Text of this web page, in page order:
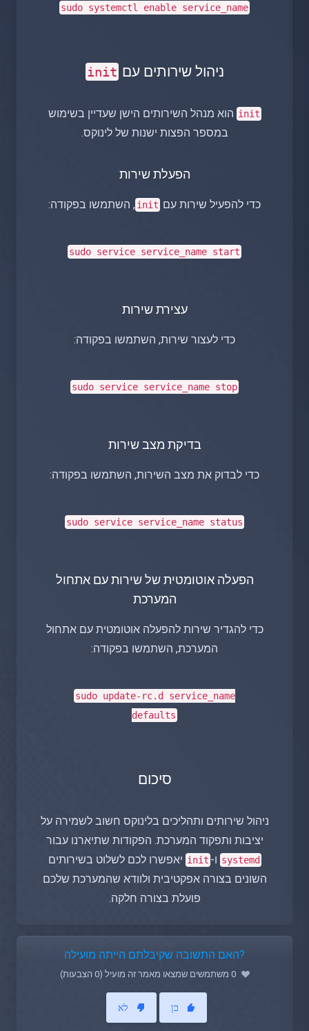
sudo systemctl enable service_name
ניהול שירותים עם init
init הוא מנהל השירותים הישן שעדיין בשימוש
במספר הפצות ישנות של לינוקס.
הפעלת שירות
כדי להפעיל שירות עם init, השתמשו בפקודה:
sudo service service_name start
עצירת שירות
כדי לעצור שירות, השתמשו בפקודה:
sudo service service_name stop
בדיקת מצב שירות
כדי לבדוק את מצב השירות, השתמשו בפקודה:
sudo service service_name status
הפעלה אוטומטית של שירות עם אתחול
המערכת
כדי להגדיר שירות להפעלה אוטומטית עם אתחול
המערכת, השתמשו בפקודה:
sudo update-rc.d service_name
defaults
סיכום
ניהול שירותים ותהליכים בלינוקס חשוב לשמירה על
יציבות ותפקוד המערכת. הפקודות שתיארנו עבור
systemd ו-init יאפשרו לכם לשלוט בשירותים
השונים בצורה אפקטיבית ולוודא שהמערכת שלכם
פועלת בצורה חלקה.
?האם התשובה שקיבלתם הייתה מועילה
0 משתמשים שמצאו מאמר זה מועיל (0 הצבעות)
כן לא